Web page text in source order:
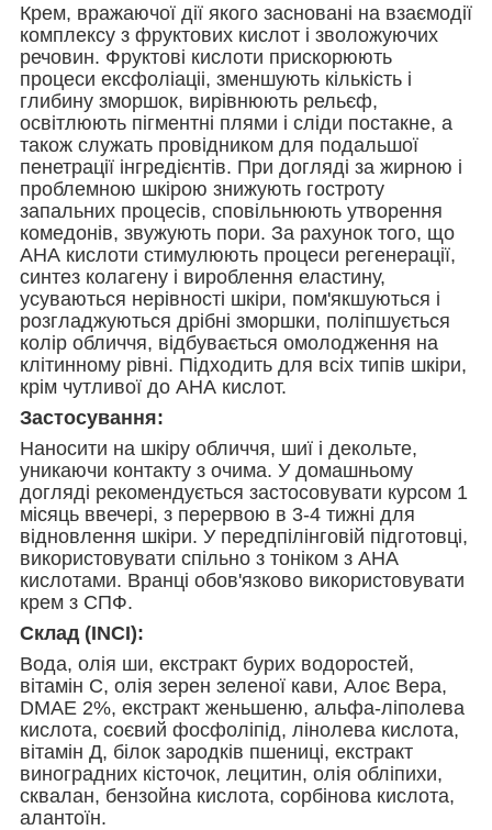
Крем, вражаючої дії якого засновані на взаємодії
комплексу з фруктових кислот і зволожуючих
речовин. Фруктові кислоти прискорюють
процеси ексфоліаціі, зменшують кількість і
глибину зморшок, вирівнюють рельєф,
освітлюють пігментні плями і сліди постакне, а
також служать провідником для подальшої
пенетрації інгредієнтів. При догляді за жирною і
проблемною шкірою знижують гостроту
запальних процесів, сповільнюють утворення
комедонів, звужують пори. За рахунок того, що
АНА кислоти стимулюють процеси регенерації,
синтез колагену і вироблення еластину,
усуваються нерівності шкіри, пом'якшуються і
розгладжуються дрібні зморшки, поліпшується
колір обличчя, відбувається омолодження на
клітинному рівні. Підходить для всіх типів шкіри,
крім чутливої до АНА кислот.
Застосування:
Hаносити на шкіру обличчя, шиї і декольте,
уникаючи контакту з очима. У домашньому
догляді рекомендується застосовувати курсом 1
місяць ввечері, з перервою в 3-4 тижні для
відновлення шкіри. У передпілінговій підготовці,
використовувати спільно з тоніком з АНА
кислотами. Вранці обов'язково використовувати
крем з СПФ.
Склад (INCI):
Вода, олія ши, екстракт бурих водоростей,
вітамін С, олія зерен зеленої кави, Алоє Вера,
DMAE 2%, екстракт женьшеню, альфа-ліполева
кислота, соєвий фосфоліпід, лінолева кислота,
вітамін Д, білок зародків пшениці, екстракт
виноградних кісточок, лецитин, олія обліпихи,
сквалан, бензойна кислота, сорбінова кислота,
алантоїн.